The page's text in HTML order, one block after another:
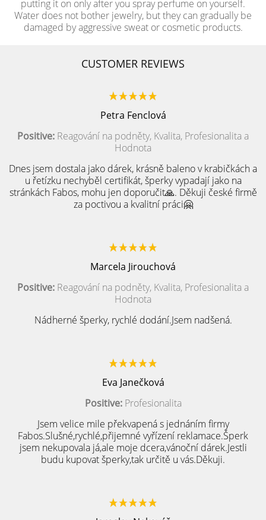
putting it on only after you spray perfume on yourself.
Water does not bother jewelry, but they can gradually be
damaged by aggressive sweat or cosmetic products.
CUSTOMER REVIEWS
Petra Fenclová
Positive: Reagování na podněty, Kvalita, Profesionalita a
Hodnota
Dnes jsem dostala jako dárek, krásně baleno v krabičkách a
u řetízku nechyběl certifikát, šperky vypadají jako na
stránkách Fabos, mohu jen doporučit🙏. Děkuji české firmě
za poctivou a kvalitní práci🤗
Marcela Jirouchová
Positive: Reagování na podněty, Kvalita, Profesionalita a
Hodnota
Nádherné šperky, rychlé dodání.Jsem nadšená.
Eva Janečková
Positive:Profesionalita
Jsem velice mile překvapená s jednáním firmy
Fabos.Slušné,rychlé,přijemné vyřízení reklamace.Šperk
jsem nekupovala já,ale moje dcera,vánoční dárek.Jestli
budu kupovat šperky,tak určitě u vás.Děkuji.